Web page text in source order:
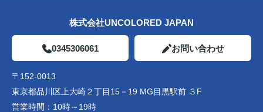
株式会社UNCOLORED JAPAN
0345306061 お問い合わせ
〒152-0013
東京都品川区上大崎２丁目15－19 MG目黒駅前 ３F
営業時間： 10時～19時